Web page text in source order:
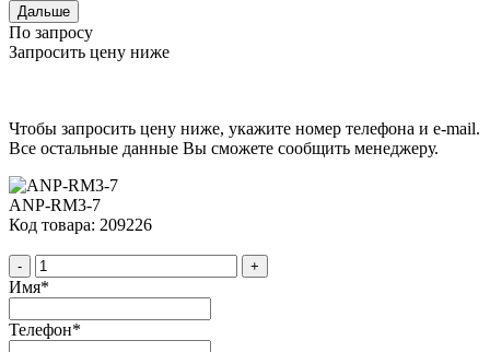
Дальше
По запросу
Запросить цену ниже
Чтобы запросить цену ниже, укажите номер телефона и e-mail.
Все остальные данные Вы сможете сообщить менеджеру.
ANP-RM3-7
Код товара: 209226
- +
Имя*
Телефон*